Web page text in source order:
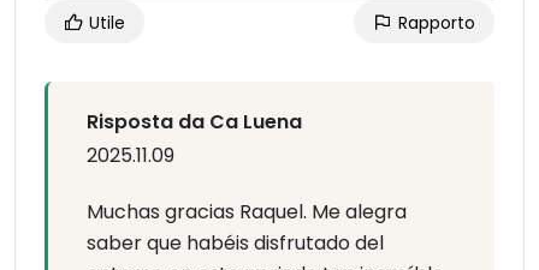
Utile Rapporto
Risposta da Ca Luena
2025.11.09
Muchas gracias Raquel. Me alegra
saber que habéis disfrutado del